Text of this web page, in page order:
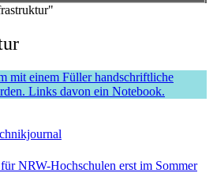
NRW-Hochschulen erst im Sommer